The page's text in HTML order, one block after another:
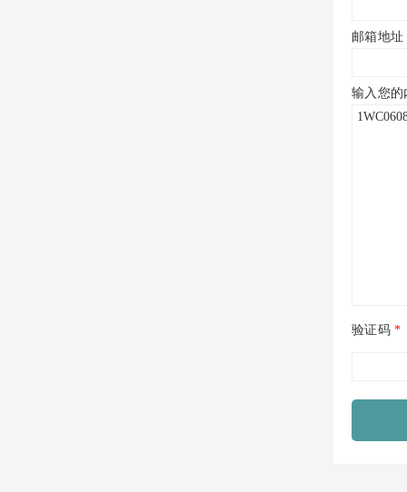
邮箱地址
输入您
验证码*